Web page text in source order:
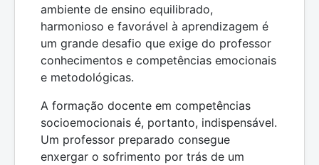
ambiente de ensino equilibrado,
harmonioso e favorável à aprendizagem é
um grande desafio que exige do professor
conhecimentos e competências emocionais
e metodológicas.
A formação docente em competências
socioemocionais é, portanto, indispensável.
Um professor preparado consegue
enxergar o sofrimento por trás de um